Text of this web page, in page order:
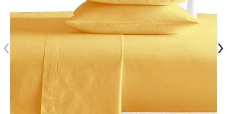
‹ ›